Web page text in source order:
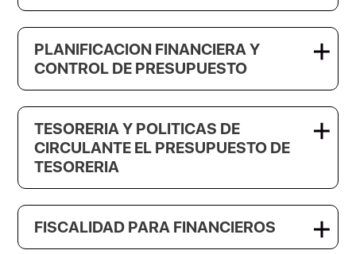
PLANIFICACION FINANCIERA Y
CONTROL DE PRESUPUESTO
TESORERIA Y POLITICAS DE
CIRCULANTE EL PRESUPUESTO DE
TESORERIA
FISCALIDAD PARA FINANCIEROS